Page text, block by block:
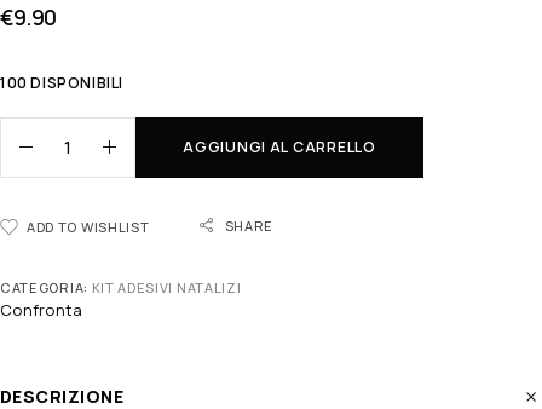
€9.90
100 DISPONIBILI
AGGIUNGI AL CARRELLO
ADD TO WISHLIST SHARE
CATEGORIA: KIT ADESIVI NATALIZI
Confronta
DESCRIZIONE